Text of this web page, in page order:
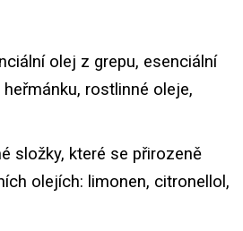
olej z grepu, esenciální
rostlinné oleje,
složky, které se přirozeně
olejích: limonen, citronellol,